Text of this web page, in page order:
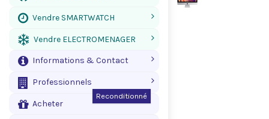
Vendre SMARTWATCH
Vendre ELECTROMENAGER
Informations & Contact
Professionnels
Acheter
Reconditionné